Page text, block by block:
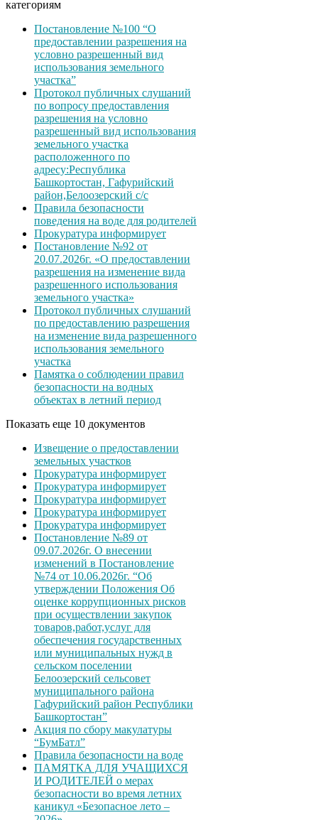
категориям
Постановление №100 “О
предоставлении разрешения на
условно разрешенный вид
использования земельного
участка”
Протокол публичных слушаний
по вопросу предоставления
разрешения на условно
разрешенный вид использования
земельного участка
расположенного по
адресу:Республика
Башкортостан, Гафурийский
район,Белоозерский с/с
Правила безопасности
поведения на воде для родителей
Прокуратура информирует
Постановление №92 от
20.07.2026г. «О предоставлении
разрешения на изменение вида
разрешенного использования
земельного участка»
Протокол публичных слушаний
по предоставлению разрешения
на изменение вида разрешенного
использования земельного
участка
Памятка о соблюдении правил
безопасности на водных
объектах в летний период
Показать еще 10 документов
Извещение о предоставлении
земельных участков
Прокуратура информирует
Прокуратура информирует
Прокуратура информирует
Прокуратура информирует
Прокуратура информирует
Постановление №89 от
09.07.2026г. О внесении
изменений в Постановление
№74 от 10.06.2026г. “Об
утверждении Положения Об
оценке коррупционных рисков
при осуществлении закупок
товаров,работ,услуг для
обеспечения государственных
или муниципальных нужд в
сельском поселении
Белоозерский сельсовет
муниципального района
Гафурийский район Республики
Башкортостан”
Акция по сбору макулатуры
“БумБатл”
Правила безопасности на воде
ПАМЯТКА ДЛЯ УЧАЩИХСЯ
И РОДИТЕЛЕЙ о мерах
безопасности во время летних
каникул «Безопасное лето –